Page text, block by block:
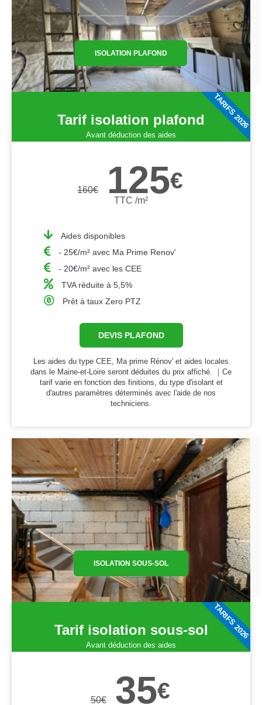
ISOLATION PLAFOND
Tarif isolation plafond
Avant déduction des aides
160€ 125€
TTC /m²
Aides disponibles
- 25€/m² avec Ma Prime Renov'
- 20€/m² avec les CEE
TVA réduite à 5,5%
Prêt à taux Zero PTZ
DEVIS PLAFOND
Les aides du type CEE, Ma prime Rénov' et aides locales
dans le Maine-et-Loire seront déduites du prix affiché. ｜Ce
tarif varie en fonction des finitions, du type d'isolant et
d'autres paramètres déterminés avec l'aide de nos
techniciens.
TARIFS 2026
ISOLATION SOUS-SOL
Tarif isolation sous-sol
Avant déduction des aides
50€ 35€
TARIFS 2026